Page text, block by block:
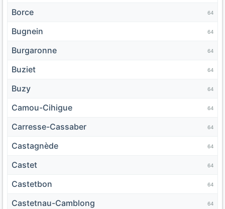
Borce 64
Bugnein 64
Burgaronne 64
Buziet 64
Buzy 64
Camou-Cihigue 64
Carresse-Cassaber 64
Castagnède 64
Castet 64
Castetbon 64
Castetnau-Camblong 64